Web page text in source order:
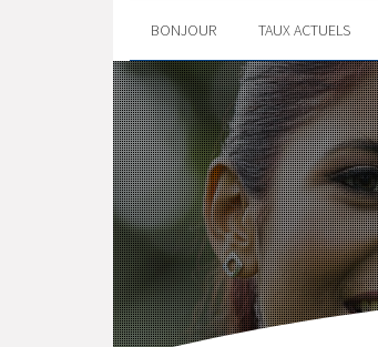
BONJOUR TAUX ACTUELS